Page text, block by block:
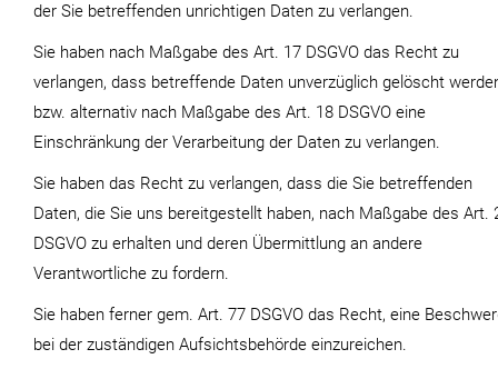
der Sie betreffenden unrichtigen Daten zu verlangen.
Sie haben nach Maßgabe des Art. 17 DSGVO das Recht zu
verlangen, dass betreffende Daten unverzüglich gelöscht
bzw. alternativ nach Maßgabe des Art. 18 DSGVO eine
Einschränkung der Verarbeitung der Daten zu verlangen.
Sie haben das Recht zu verlangen, dass die Sie betreffenden
Daten, die Sie uns bereitgestellt haben, nach Maßgabe des Art.
DSGVO zu erhalten und deren Übermittlung an andere
Verantwortliche zu fordern.
Sie haben ferner gem. Art. 77 DSGVO das Recht, eine
bei der zuständigen Aufsichtsbehörde einzureichen.